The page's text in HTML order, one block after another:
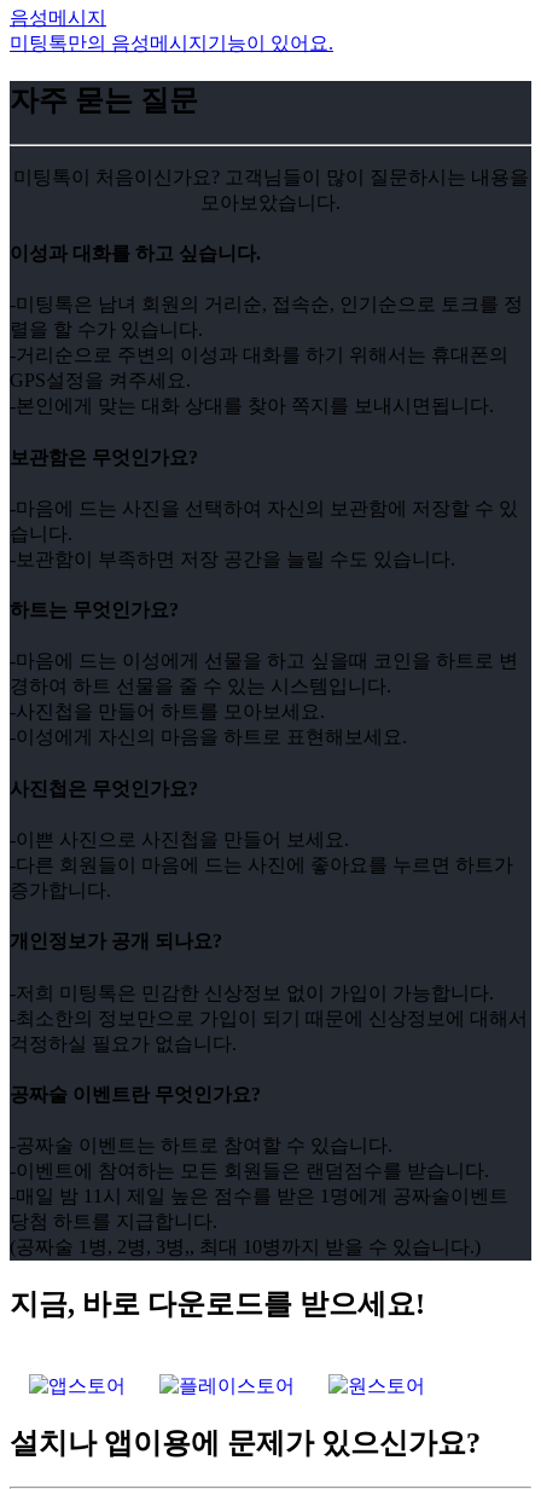
음성메시지
미팅톡만의 음성메시지기능이 있어요.
자주 묻는 질문
미팅톡이 처음이신가요? 고객님들이 많이 질문하시는 내용을
모아보았습니다.
이성과 대화를 하고 싶습니다.
-미팅톡은 남녀 회원의 거리순, 접속순, 인기순으로 토크를 정
렬을 할 수가 있습니다.
-거리순으로 주변의 이성과 대화를 하기 위해서는 휴대폰의
GPS설정을 켜주세요.
-본인에게 맞는 대화 상대를 찾아 쪽지를 보내시면됩니다.
보관함은 무엇인가요?
-마음에 드는 사진을 선택하여 자신의 보관함에 저장할 수 있
습니다.
-보관함이 부족하면 저장 공간을 늘릴 수도 있습니다.
하트는 무엇인가요?
-마음에 드는 이성에게 선물을 하고 싶을때 코인을 하트로 변
경하여 하트 선물을 줄 수 있는 시스템입니다.
-사진첩을 만들어 하트를 모아보세요.
-이성에게 자신의 마음을 하트로 표현해보세요.
사진첩은 무엇인가요?
-이쁜 사진으로 사진첩을 만들어 보세요.
-다른 회원들이 마음에 드는 사진에 좋아요를 누르면 하트가
증가합니다.
개인정보가 공개 되나요?
-저희 미팅톡은 민감한 신상정보 없이 가입이 가능합니다.
-최소한의 정보만으로 가입이 되기 때문에 신상정보에 대해서
걱정하실 필요가 없습니다.
공짜술 이벤트란 무엇인가요?
-공짜술 이벤트는 하트로 참여할 수 있습니다.
-이벤트에 참여하는 모든 회원들은 랜덤점수를 받습니다.
-매일 밤 11시 제일 높은 점수를 받은 1명에게 공짜술이벤트
당첨 하트를 지급합니다.
(공짜술 1병, 2병, 3병,, 최대 10병까지 받을 수 있습니다.)
지금, 바로 다운로드를 받으세요!
설치나 앱이용에 문제가 있으신가요?